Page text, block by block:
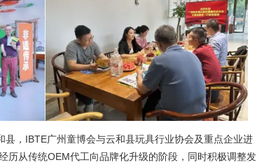
县，IBTE广州童博会与云和县玩具行业协会及重点企业进
历从传统OEM代工向品牌化升级的阶段，同时积极调整发